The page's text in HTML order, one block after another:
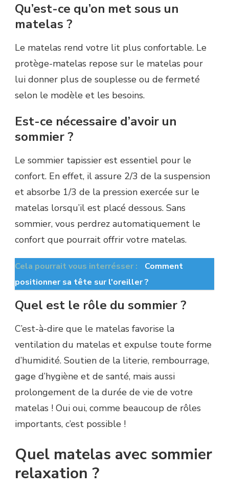
Qu’est-ce qu’on met sous un
matelas ?
Le matelas rend votre lit plus confortable. Le
protège-matelas repose sur le matelas pour
lui donner plus de souplesse ou de fermeté
selon le modèle et les besoins.
Est-ce nécessaire d’avoir un
sommier ?
Le sommier tapissier est essentiel pour le
confort. En effet, il assure 2/3 de la suspension
et absorbe 1/3 de la pression exercée sur le
matelas lorsqu’il est placé dessous. Sans
sommier, vous perdrez automatiquement le
confort que pourrait offrir votre matelas.
Cela pourrait vous interrésser :
Comment
positionner sa tête sur l'oreiller ?
Quel est le rôle du sommier ?
C’est-à-dire que le matelas favorise la
ventilation du matelas et expulse toute forme
d’humidité. Soutien de la literie, rembourrage,
gage d’hygiène et de santé, mais aussi
prolongement de la durée de vie de votre
matelas ! Oui oui, comme beaucoup de rôles
importants, c’est possible !
Quel matelas avec sommier
relaxation ?